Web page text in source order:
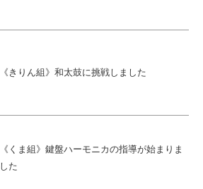
《きりん組》和太鼓に挑戦しました
《くま組》鍵盤ハーモニカの指導が始まりま
した